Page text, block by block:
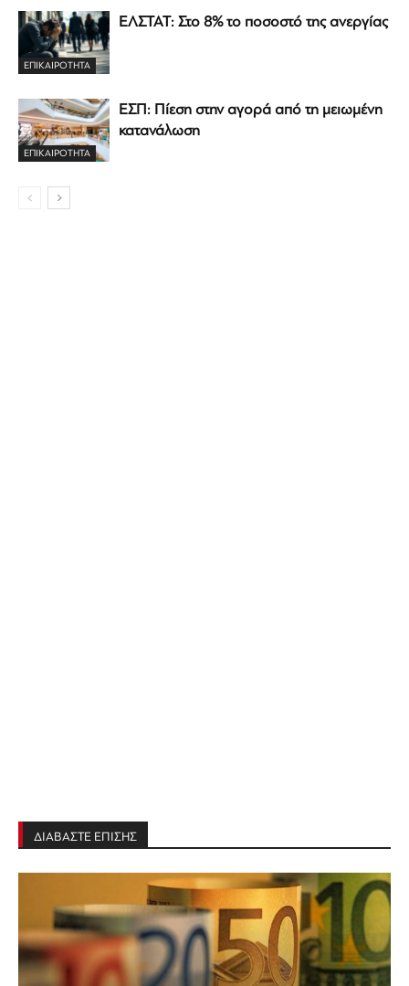
ΕΠΙΚΑΙΡΟΤΗΤΑ
ΕΛΣΤΑΤ: Στο 8% το ποσοστό της ανεργίας
ΕΠΙΚΑΙΡΟΤΗΤΑ
ΕΣΠ: Πίεση στην αγορά από τη μειωμένη
κατανάλωση
ΔΙΑΒΑΣΤΕ ΕΠΙΣΗΣ